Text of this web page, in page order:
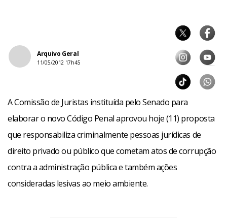
Arquivo Geral
11/05/2012 17h45
A Comissão de Juristas instituída pelo Senado para
elaborar o novo Código Penal aprovou hoje (11) proposta
que responsabiliza criminalmente pessoas jurídicas de
direito privado ou público que cometam atos de corrupção
contra a administração pública e também ações
consideradas lesivas ao meio ambiente.